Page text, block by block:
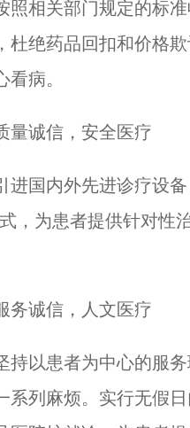
关部门规定的标准
杜绝药品回扣和价格
看病。
诚信，安全医疗
内外先进诊疗设备
，为患者提供针对性
诚信，人文医疗
患者为中心的服务
系列麻烦。实行无假